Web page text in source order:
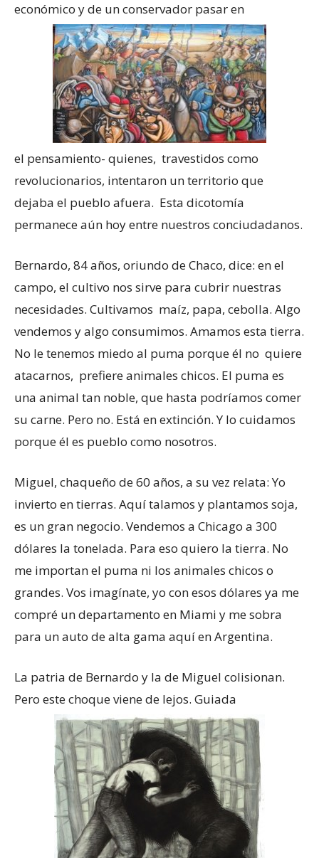
económico y de un conservador pasar en
el pensamiento- quienes, travestidos como
revolucionarios, intentaron un territorio que
dejaba el pueblo afuera. Esta dicotomía
permanece aún hoy entre nuestros conciudadanos.
Bernardo, 84 años, oriundo de Chaco, dice: en el
campo, el cultivo nos sirve para cubrir nuestras
necesidades. Cultivamos maíz, papa, cebolla. Algo
vendemos y algo consumimos. Amamos esta tierra.
No le tenemos miedo al puma porque él no quiere
atacarnos, prefiere animales chicos. El puma es
una animal tan noble, que hasta podríamos comer
su carne. Pero no. Está en extinción. Y lo cuidamos
porque él es pueblo como nosotros.
Miguel, chaqueño de 60 años, a su vez relata: Yo
invierto en tierras. Aquí talamos y plantamos soja,
es un gran negocio. Vendemos a Chicago a 300
dólares la tonelada. Para eso quiero la tierra. No
me importan el puma ni los animales chicos o
grandes. Vos imagínate, yo con esos dólares ya me
compré un departamento en Miami y me sobra
para un auto de alta gama aquí en Argentina.
La patria de Bernardo y la de Miguel colisionan.
Pero este choque viene de lejos. Guiada